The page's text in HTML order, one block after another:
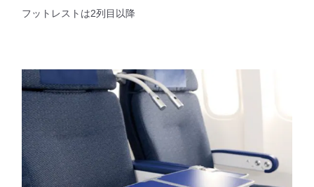
フットレストは2列目以降